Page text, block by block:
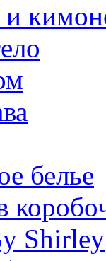
белье
Shirley